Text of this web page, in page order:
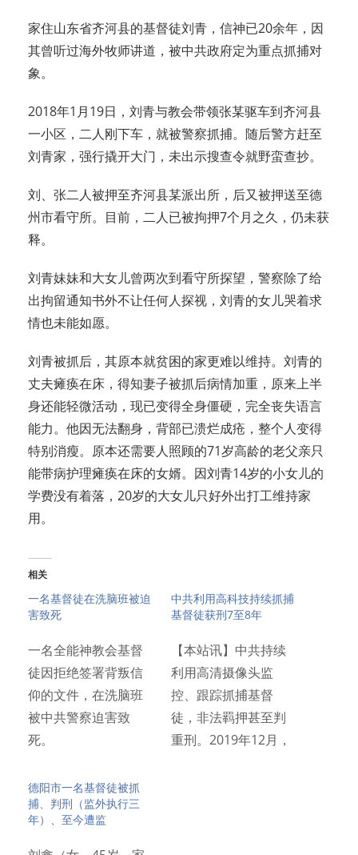
家住山东省齐河县的基督徒刘青，信神已20余年，因
其曾听过海外牧师讲道，被中共政府定为重点抓捕对
象。
2018年1月19日，刘青与教会带领张某驱车到齐河县
一小区，二人刚下车，就被警察抓捕。随后警方赶至
刘青家，强行撬开大门，未出示搜查令就野蛮查抄。
刘、张二人被押至齐河县某派出所，后又被押送至德
州市看守所。目前，二人已被拘押7个月之久，仍未获
释。
刘青妹妹和大女儿曾两次到看守所探望，警察除了给
出拘留通知书外不让任何人探视，刘青的女儿哭着求
情也未能如愿。
刘青被抓后，其原本就贫困的家更难以维持。刘青的
丈夫瘫痪在床，得知妻子被抓后病情加重，原来上半
身还能轻微活动，现已变得全身僵硬，完全丧失语言
能力。他因无法翻身，背部已溃烂成疮，整个人变得
特别消瘦。原本还需要人照顾的71岁高龄的老父亲只
能带病护理瘫痪在床的女婿。因刘青14岁的小女儿的
学费没有着落，20岁的大女儿只好外出打工维持家
用。
相关
一名基督徒在洗脑班被迫
害致死
一名全能神教会基督
徒因拒绝签署背叛信
仰的文件，在洗脑班
被中共警察迫害致
死。
中共利用高科技持续抓捕
基督徒获刑7至8年
【本站讯】中共持续
利用高清摄像头监
控、跟踪抓捕基督
徒，非法羁押甚至判
重刑。2019年12月，
德阳市一名基督徒被抓
捕、判刑（监外执行三
年）、至今遭监